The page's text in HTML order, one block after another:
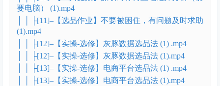
要电脑） (1).mp4
│ │ ├[11]–【选品作业】不要被困住，有问题及时求助
(1).mp4
│ │ ├[12]–【实操-选修】灰豚数据选品法 (1) .mp4
│ │ ├[12]–【实操-选修】灰豚数据选品法 (1).mp4
│ │ ├[13]–【实操-选修】电商平台选品法 (1) .mp4
│ │ ├[13]–【实操-选修】电商平台选品法 (1).mp4